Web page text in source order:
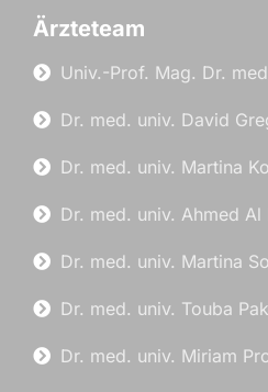
Ärzteteam
Univ.-Prof. Mag. Dr.
Dr. med. univ. David
Dr. med. univ. Martina
Dr. med. univ. Ahmed Al
Dr. med. univ. Martina
Dr. med. univ. Touba
Dr. med. univ. Miriam